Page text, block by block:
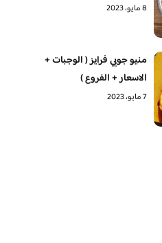
8 مايو، 2023
منيو جوبي فرايز ( الوجبات +
الاسعار + الفروع )
7 مايو، 2023